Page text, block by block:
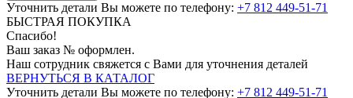
Уточнить детали Вы можете по телефону: +7 812 449-51-71
БЫСТРАЯ ПОКУПКА
Спасибо!
Ваш заказ № оформлен.
Наш сотрудник свяжется с Вами для уточнения деталей
ВЕРНУТЬСЯ В КАТАЛОГ
Уточнить детали Вы можете по телефону: +7 812 449-51-71